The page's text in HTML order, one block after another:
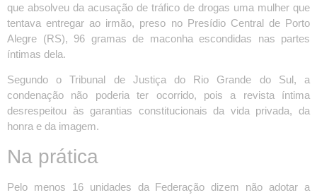
que absolveu da acusação de tráfico de drogas uma mulher que
tentava entregar ao irmão, preso no Presídio Central de Porto
Alegre (RS), 96 gramas de maconha escondidas nas partes
íntimas dela.
Segundo o Tribunal de Justiça do Rio Grande do Sul, a
condenação não poderia ter ocorrido, pois a revista íntima
desrespeitou às garantias constitucionais da vida privada, da
honra e da imagem.
Na prática
Pelo menos 16 unidades da Federação dizem não adotar a